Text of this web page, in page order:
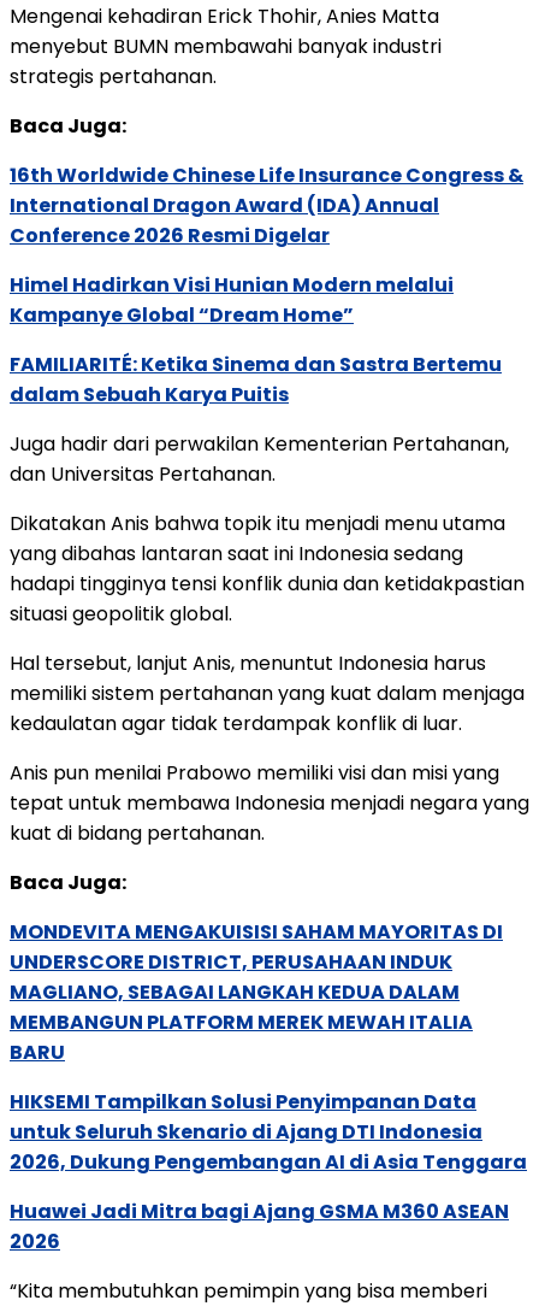
Mengenai kehadiran Erick Thohir, Anies Matta
menyebut BUMN membawahi banyak industri
strategis pertahanan.
Baca Juga:
16th Worldwide Chinese Life Insurance Congress &
International Dragon Award (IDA) Annual
Conference 2026 Resmi Digelar
Himel Hadirkan Visi Hunian Modern melalui
Kampanye Global “Dream Home”
FAMILIARITÉ: Ketika Sinema dan Sastra Bertemu
dalam Sebuah Karya Puitis
Juga hadir dari perwakilan Kementerian Pertahanan,
dan Universitas Pertahanan.
Dikatakan Anis bahwa topik itu menjadi menu utama
yang dibahas lantaran saat ini Indonesia sedang
hadapi tingginya tensi konflik dunia dan ketidakpastian
situasi geopolitik global.
Hal tersebut, lanjut Anis, menuntut Indonesia harus
memiliki sistem pertahanan yang kuat dalam menjaga
kedaulatan agar tidak terdampak konflik di luar.
Anis pun menilai Prabowo memiliki visi dan misi yang
tepat untuk membawa Indonesia menjadi negara yang
kuat di bidang pertahanan.
Baca Juga:
MONDEVITA MENGAKUISISI SAHAM MAYORITAS DI
UNDERSCORE DISTRICT, PERUSAHAAN INDUK
MAGLIANO, SEBAGAI LANGKAH KEDUA DALAM
MEMBANGUN PLATFORM MEREK MEWAH ITALIA
BARU
HIKSEMI Tampilkan Solusi Penyimpanan Data
untuk Seluruh Skenario di Ajang DTI Indonesia
2026, Dukung Pengembangan AI di Asia Tenggara
Huawei Jadi Mitra bagi Ajang GSMA M360 ASEAN
2026
“Kita membutuhkan pemimpin yang bisa memberi